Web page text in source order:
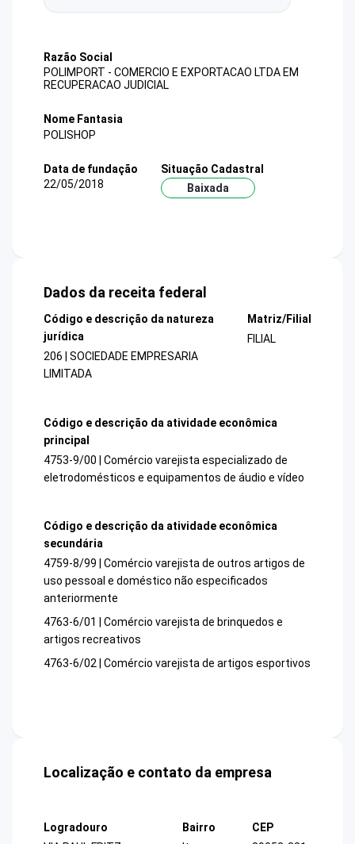
Razão Social
POLIMPORT - COMERCIO E EXPORTACAO LTDA EM
RECUPERACAO JUDICIAL
Nome Fantasia
POLISHOP
Data de fundação
22/05/2018
Situação Cadastral
Baixada
Dados da receita federal
Código e descrição da natureza
jurídica
206 | SOCIEDADE EMPRESARIA
LIMITADA
Matriz/Filial
FILIAL
Código e descrição da atividade econômica
principal
4753-9/00 | Comércio varejista especializado de
eletrodomésticos e equipamentos de áudio e vídeo
Código e descrição da atividade econômica
secundária
4759-8/99 | Comércio varejista de outros artigos de
uso pessoal e doméstico não especificados
anteriormente
4763-6/01 | Comércio varejista de brinquedos e
artigos recreativos
4763-6/02 | Comércio varejista de artigos esportivos
Localização e contato da empresa
Logradouro
Bairro
CEP